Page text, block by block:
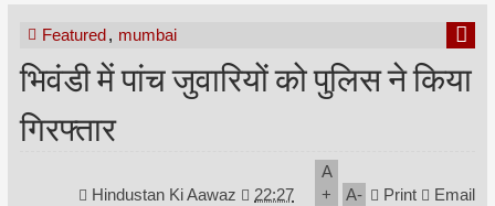
Featured, mumbai
भिवंडी में पांच जुवारियों को पुलिस ने किया
गिरफ्तार
Hindustan Ki Aawaz 22:27
A
+
A- Print Email